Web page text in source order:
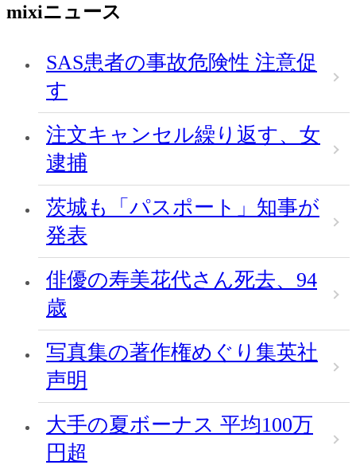
mixiニュース
SAS患者の事故危険性 注意促
す
注文キャンセル繰り返す、女
逮捕
茨城も「パスポート」知事が
発表
俳優の寿美花代さん死去、94
歳
写真集の著作権めぐり集英社
声明
大手の夏ボーナス 平均100万
円超